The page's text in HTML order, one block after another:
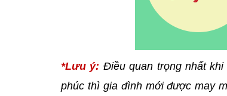
*Lưu ý: Điều quan trọng nhất
phúc thì gia đình mới được may